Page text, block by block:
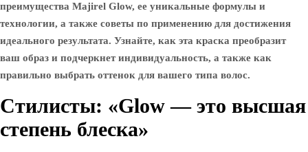
преимущества Majirel Glow, ее уникальные формулы и
технологии, а также советы по применению для достижения
идеального результата. Узнайте, как эта краска преобразит
ваш образ и подчеркнет индивидуальность, а также как
правильно выбрать оттенок для вашего типа волос.
Стилисты: «Glow — это высшая
степень блеска»